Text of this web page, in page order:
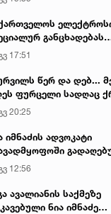
2023 • 8:52
შოთა
სახალისო
რეკორდს
განცხადებას
17:51
წერ და დებ...
ფურცელი სადღაც
სურვილი სრულდება...“
ტაძარი
20:25
იმნაძის ადვოკატი
ავრცელებს
12:56
ავალიანის საქმეზე
ნია იმნაძე